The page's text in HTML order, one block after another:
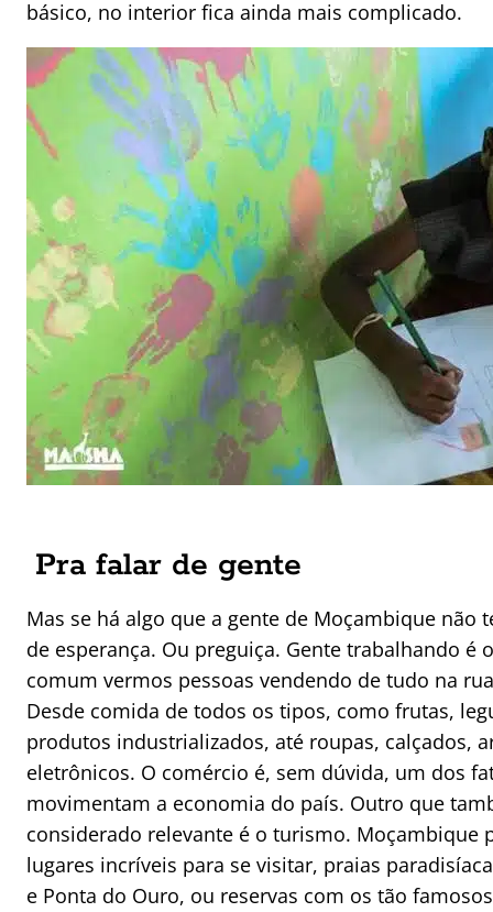
básico, no interior fica ainda mais complicado.
Pra falar de gente
Mas se há algo que a gente de Moçambique não
de esperança. Ou preguiça. Gente trabalhando é
comum vermos pessoas vendendo de tudo na
Desde comida de todos os tipos, como frutas,
produtos industrializados, até roupas, calçados,
eletrônicos. O comércio é, sem dúvida, um dos
movimentam a economia do país. Outro que
considerado relevante é o turismo. Moçambique
lugares incríveis para se visitar, praias
e Ponta do Ouro, ou reservas com os tão